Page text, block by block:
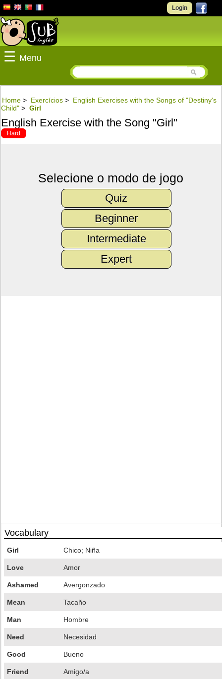
Login
☰ Menu
Home > Exercícios > English Exercises with the Songs of "Destiny's
Child" > Girl
English Exercise with the Song "Girl"
Hard
Selecione o modo de jogo
Quiz
Beginner
Intermediate
Expert
Vocabulary
Girl Chico; Niña
Love Amor
Ashamed Avergonzado
Mean Tacaño
Man Hombre
Need Necesidad
Good Bueno
Friend Amigo/a